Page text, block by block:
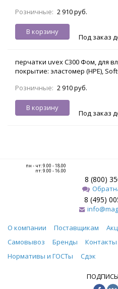
Розничные: 2 910 руб.
В корзину
Под заказ
перчатки uvex С300 Фом, для
покрытие: эластомер (HPE),
Розничные: 2 910 руб.
В корзину
Под заказ
пн - чт: 9.00 - 18.00
пт: 9.00 - 16.00
8 (800)
8 (495)
О компании Поставщикам
Самовывоз
Бренды Контакты
Нормативы и ГОСТы
Сдэк